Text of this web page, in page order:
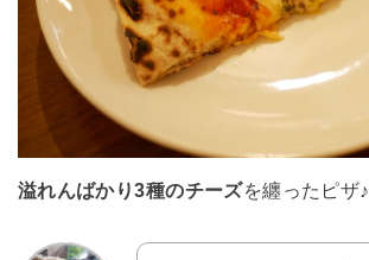
溢れんばかり3種のチーズを纏ったピザ♪